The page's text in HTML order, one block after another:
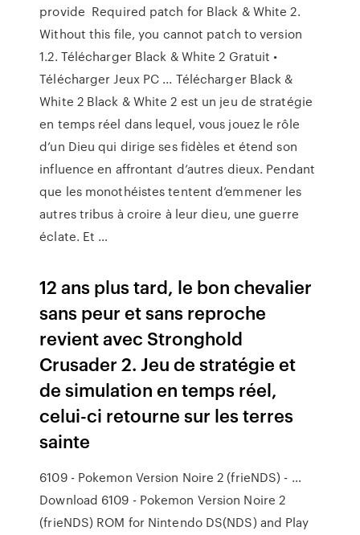
provide Required patch for Black & White 2.
Without this file, you cannot patch to version
1.2. Télécharger Black & White 2 Gratuit •
Télécharger Jeux PC ... Télécharger Black &
White 2 Black & White 2 est un jeu de stratégie
en temps réel dans lequel, vous jouez le rôle
d’un Dieu qui dirige ses fidèles et étend son
influence en affrontant d’autres dieux. Pendant
que les monothéistes tentent d’emmener les
autres tribus à croire à leur dieu, une guerre
éclate. Et …
12 ans plus tard, le bon chevalier
sans peur et sans reproche
revient avec Stronghold
Crusader 2. Jeu de stratégie et
de simulation en temps réel,
celui-ci retourne sur les terres
sainte
6109 - Pokemon Version Noire 2 (frieNDS) - …
Download 6109 - Pokemon Version Noire 2
(frieNDS) ROM for Nintendo DS(NDS) and Play